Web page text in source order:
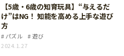
【5歳・6歳の知育玩具】“与えるだ
け”はNG！ 知能を高める上手な遊び
方
パズル
遊び
2024.1.27